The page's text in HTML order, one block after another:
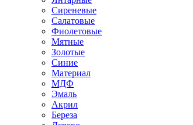
Сиреневые
Салатовые
Фиолетовые
Мятные
Золотые
Синие
Материал
МДФ
Эмаль
Акрил
Береза